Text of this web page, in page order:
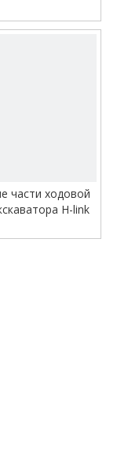
части ходовой
H-link